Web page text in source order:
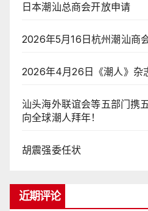
日本潮汕总商会开放申请
2026年5月16日杭州潮汕商
2026年4月26日《潮人》杂
汕头海外联谊会等五部门携
向全球潮人拜年！
胡震强委任状
近期评论